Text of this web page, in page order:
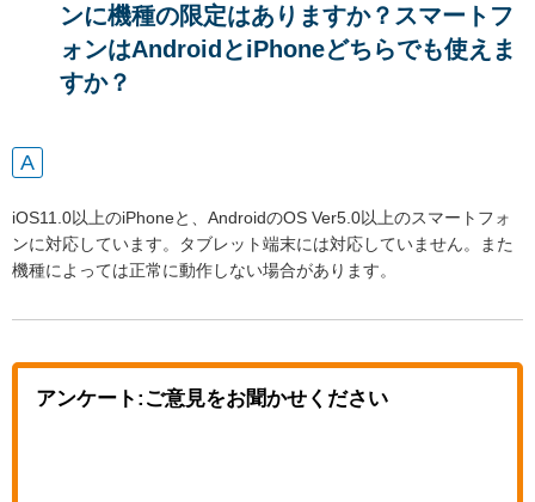
ンに機種の限定はありますか？スマートフ
ォンはAndroidとiPhoneどちらでも使えま
すか？
iOS11.0以上のiPhoneと、AndroidのOS Ver5.0以上のスマートフォ
ンに対応しています。タブレット端末には対応していません。また
機種によっては正常に動作しない場合があります。
アンケート:ご意見をお聞かせください